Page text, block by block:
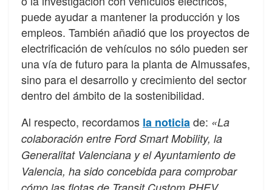
puede ayudar a mantener la producción y los
empleos. También añadió que los proyectos de
electrificación de vehículos no sólo pueden ser
una vía de futuro para la planta de Almussafes,
sino para el desarrollo y crecimiento del sector
dentro del ámbito de la sostenibilidad.
Al respecto, recordamos la noticiade: «La
colaboración entre Ford Smart Mobility, la
Generalitat Valenciana y el Ayuntamiento de
Valencia, ha sido concebida para comprobar